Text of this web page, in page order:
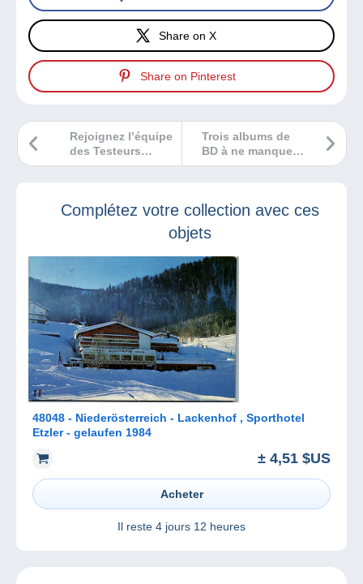
Share on X
Share on Pinterest
Trois albums de
BD à ne manquer
sous aucun
Rejoignez l’équipe
des Testeurs
Delcampe !
Complétez votre collection avec ces
objets
48048 - Niederösterreich - Lackenhof , Sporthotel
Etzler - gelaufen 1984
± 4,51 $US
Acheter
Il reste 4 jours 12 heures